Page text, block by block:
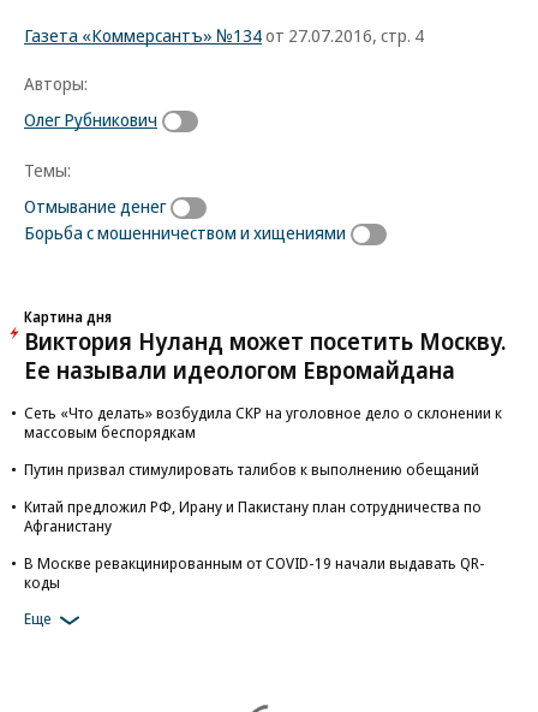
Газета «Коммерсантъ» №134от 27.07.2016, стр. 4
Авторы:
Олег Рубникович
Темы:
Отмывание денег
Борьба с мошенничеством и хищениями
Картина дня
Виктория Нуланд может посетить Москву.
Ее называли идеологом Евромайдана
Сеть «Что делать» возбудила СКР на уголовное дело о склонении к
массовым беспорядкам
Путин призвал стимулировать талибов к выполнению обещаний
Китай предложил РФ, Ирану и Пакистану план сотрудничества по
Афганистану
В Москве ревакцинированным от COVID-19 начали выдавать QR-
коды
Еще